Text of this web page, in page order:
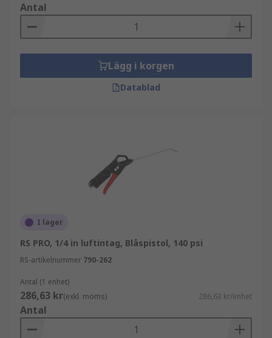
Antal
Lägg i korgen
Datablad
I lager
RS PRO, 1/4 in luftintag, Blåspistol, 140 psi
RS-artikelnummer 790-262
Antal (1 enhet)
286,63 kr(exkl. moms) 286,63 kr/enhet
Antal